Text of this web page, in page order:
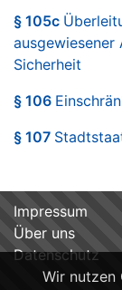
§ 105c
ausgewiesener
Sicherheit
§ 106
§ 107
Wir nutzen
Impressum
Über uns
Datenschutz